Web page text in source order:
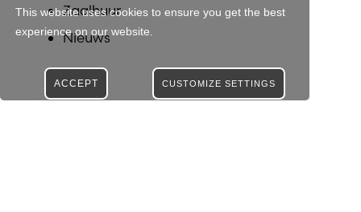
This website uses cookies to ensure you get the best
experience on our website.
CUSTOMIZE SETTINGS
ACCEPT
Zaalhuur
Nieuws